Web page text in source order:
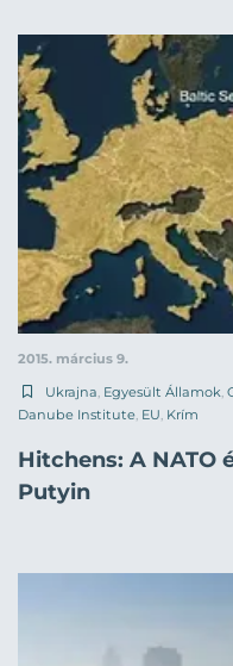
2015. március 9.
Ukrajna, Egyesült Államok,
Danube Institute, EU, Krím
Hitchens: A NATO
Putyin